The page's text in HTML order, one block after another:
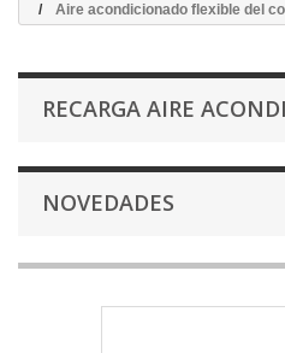
Aire acondicionado flexible del
RECARGA AIRE
NOVEDADES